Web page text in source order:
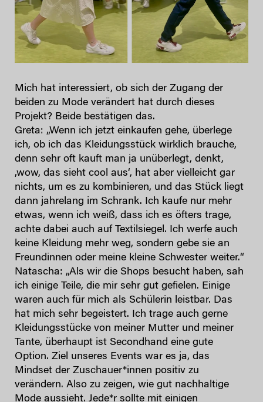
Mich hat interessiert, ob sich der Zugang der
beiden zu Mode verändert hat durch dieses
Projekt? Beide bestätigen das.
Greta: „Wenn ich jetzt einkaufen gehe, überlege
ich, ob ich das Kleidungsstück wirklich brauche,
denn sehr oft kauft man ja unüberlegt, denkt,
‚wow, das sieht cool aus‘, hat aber vielleicht gar
nichts, um es zu kombinieren, und das Stück liegt
dann jahrelang im Schrank. Ich kaufe nur mehr
etwas, wenn ich weiß, dass ich es öfters trage,
achte dabei auch auf Textilsiegel. Ich werfe auch
keine Kleidung mehr weg, sondern gebe sie an
Freundinnen oder meine kleine Schwester weiter.“
Natascha: „Als wir die Shops besucht haben, sah
ich einige Teile, die mir sehr gut gefielen. Einige
waren auch für mich als Schülerin leistbar. Das
hat mich sehr begeistert. Ich trage auch gerne
Kleidungsstücke von meiner Mutter und meiner
Tante, überhaupt ist Secondhand eine gute
Option. Ziel unseres Events war es ja, das
Mindset der Zuschauer*innen positiv zu
verändern. Also zu zeigen, wie gut nachhaltige
Mode aussieht. Jede*r sollte mit einigen